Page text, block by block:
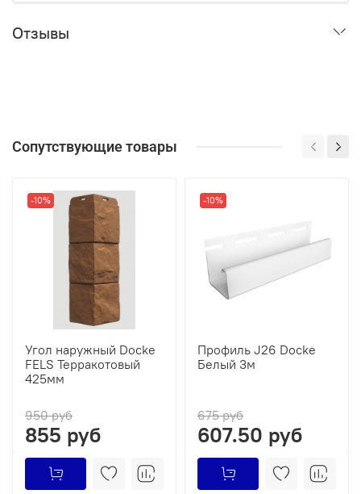
Отзывы
Сопутствующие товары
-10%
Угол наружный Docke
FELS Терракотовый
425мм
950 руб
855 руб
-10%
Профиль J26 Docke
Белый 3м
675 руб
607.50 руб